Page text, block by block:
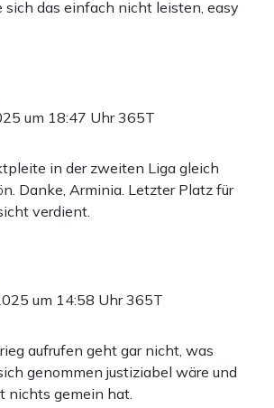
sich das einfach nicht leisten, easy
um 18:47 Uhr365T
in der zweiten Liga gleich
Danke, Arminia. Letzter Platz für
verdient.
um 14:58 Uhr365T
aufrufen geht gar nicht, was
genommen justiziabel wäre und
nichts gemein hat.